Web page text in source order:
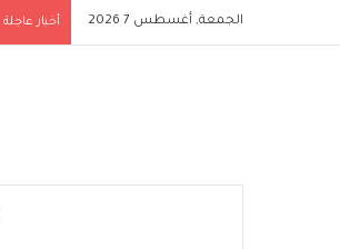
الجمعة, أغسطس 7 2026 أخبار عاجلة